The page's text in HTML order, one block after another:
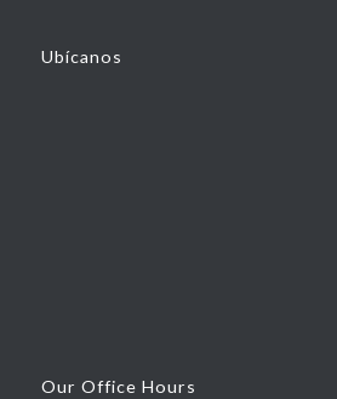
Ubícanos
Our Office Hours